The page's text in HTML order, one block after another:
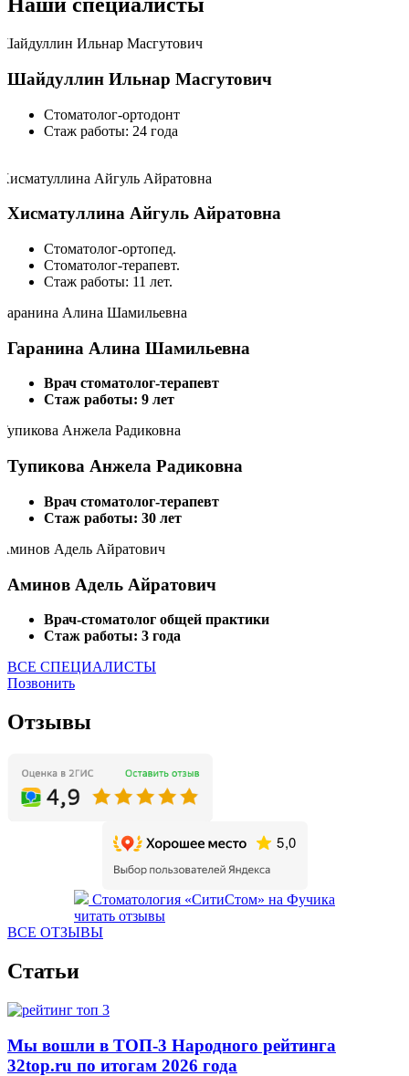
Шайдуллин Ильнар Масгутович
Стоматолог-ортодонт
Стаж работы: 24 года
Хисматуллина Айгуль Айратовна
Стоматолог-ортопед.
Стоматолог-терапевт.
Стаж работы: 11 лет.
Гаранина Алина Шамильевна
Врач стоматолог-терапевт
Стаж работы: 9 лет
Тупикова Анжела Радиковна
Врач стоматолог-терапевт
Стаж работы: 30 лет
Аминов Адель Айратович
Врач-стоматолог общей практики
Стаж работы: 3 года
ВСЕ СПЕЦИАЛИСТЫ
Позвонить
Отзывы
Стоматология «СитиСтом» на Фучика
читать отзывы
ВСЕ ОТЗЫВЫ
Статьи
Мы вошли в ТОП-3 Народного рейтинга
32top.ru по итогам 2026 года